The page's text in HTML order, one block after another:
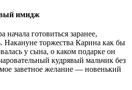
имидж
готовиться заранее,
Накануне торжества Карина как бы
у сына, о каком подарке он
кудрявый мальчик без
заветное желание — новенький